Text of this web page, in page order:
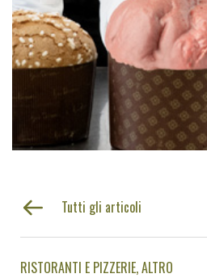
Tutti gli articoli
RISTORANTI E PIZZERIE ALTRO